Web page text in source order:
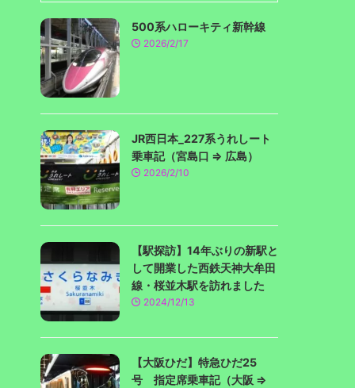
500系ハローキティ新幹線
2026/2/17
JR西日本_227系うれしート
乗車記（宮島口 ⇒ 広島）
2026/2/10
【駅探訪】14年ぶりの新駅と
して開業した西鉄天神大牟田
線・桜並木駅を訪れました
2024/12/13
【大阪ひだ】特急ひだ25
号 指定席乗車記（大阪 ⇒